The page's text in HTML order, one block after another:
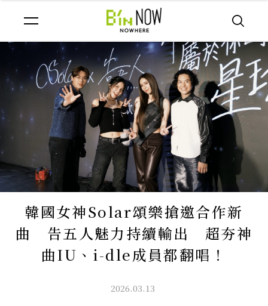
韓國女神Solar頌樂搶邀合作新
曲 告五人魅力持續輸出 超夯神
曲IU、i-dle成員都翻唱！
2026.03.13